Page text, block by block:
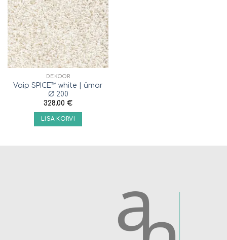
DEKOOR
Vaip SPICE™ white | ümar
Ø 200
328.00 €
LISA KORVI